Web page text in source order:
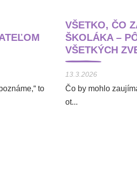
to
VŠETKO, ČO
ŠKOLÁKA –
VŠETKÝCH
13.3.2026
Čo by mohlo
ot...